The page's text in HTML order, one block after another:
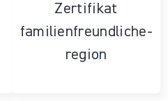
Zertifikat
familienfreundliche­
region